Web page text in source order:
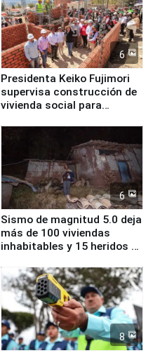
6
Presidenta Keiko Fujimori
supervisa construcción de
vivienda social para
6
Sismo de magnitud 5.0 deja
más de 100 viviendas
inhabitables y 15 heridos en
8